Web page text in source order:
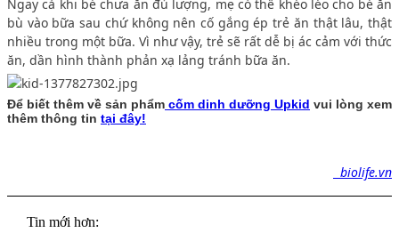
Ngay cả khi bé chưa ăn đủ lượng, mẹ có thể khéo léo cho bé ăn
bù vào bữa sau chứ không nên cố gắng ép trẻ ăn thật lâu, thật
nhiều trong một bữa. Vì như vậy, trẻ sẽ rất dễ bị ác cảm với thức
ăn, dần hình thành phản xạ lảng tránh bữa ăn.
Để biết thêm về sản phẩm cốm dinh dưỡng Upkid vui lòng xem
thêm thông tin tại đây!
biolife.vn
Tin mới hơn: